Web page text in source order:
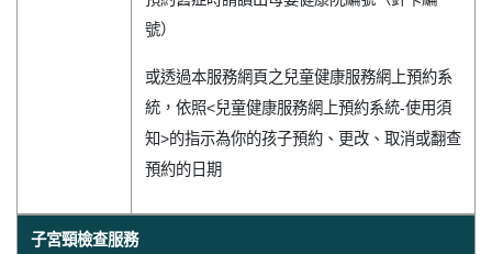
號）
或透過本服務網頁之兒童健康服務網上預約系
統，依照<兒童健康服務網上預約系統-使用須
知>的指示為你的孩子預約、更改、取消或翻查
預約的日期
子宮頸檢查服務